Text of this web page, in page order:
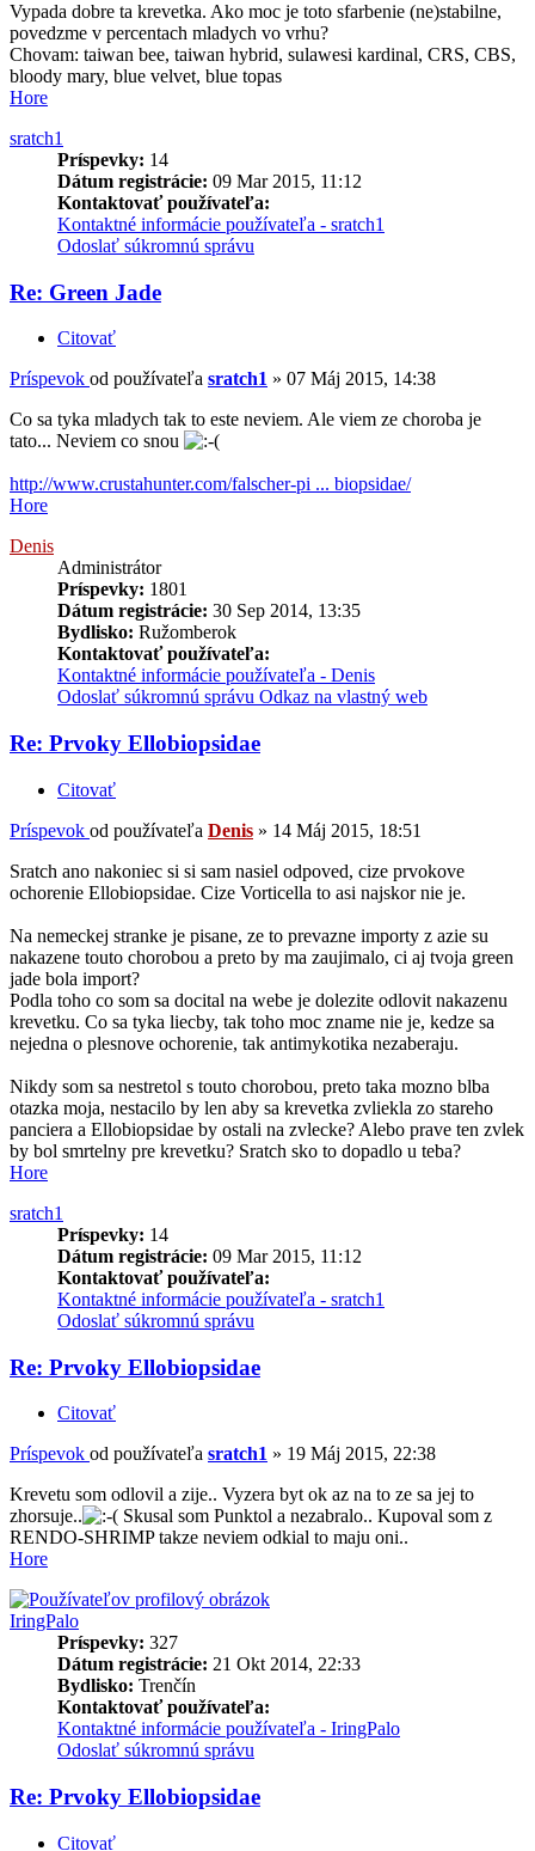
Vypada dobre ta krevetka. Ako moc je toto sfarbenie (ne)stabilne,
povedzme v percentach mladych vo vrhu?
Chovam: taiwan bee, taiwan hybrid, sulawesi kardinal, CRS, CBS,
bloody mary, blue velvet, blue topas
Hore
sratch1
Príspevky: 14
Dátum registrácie: 09 Mar 2015, 11:12
Kontaktovať používateľa:
Kontaktné informácie používateľa - sratch1
Odoslať súkromnú správu
Re: Green Jade
Citovať
Príspevok od používateľa sratch1 » 07 Máj 2015, 14:38
Co sa tyka mladych tak to este neviem. Ale viem ze choroba je
tato... Neviem co snou
http://www.crustahunter.com/falscher-pi ... biopsidae/
Hore
Denis
Administrátor
Príspevky: 1801
Dátum registrácie: 30 Sep 2014, 13:35
Bydlisko: Ružomberok
Kontaktovať používateľa:
Kontaktné informácie používateľa - Denis
Odoslať súkromnú správu Odkaz na vlastný web
Re: Prvoky Ellobiopsidae
Citovať
Príspevok od používateľa Denis » 14 Máj 2015, 18:51
Sratch ano nakoniec si si sam nasiel odpoved, cize prvokove
ochorenie Ellobiopsidae. Cize Vorticella to asi najskor nie je.
Na nemeckej stranke je pisane, ze to prevazne importy z azie su
nakazene touto chorobou a preto by ma zaujimalo, ci aj tvoja green
jade bola import?
Podla toho co som sa docital na webe je dolezite odlovit nakazenu
krevetku. Co sa tyka liecby, tak toho moc zname nie je, kedze sa
nejedna o plesnove ochorenie, tak antimykotika nezaberaju.
Nikdy som sa nestretol s touto chorobou, preto taka mozno blba
otazka moja, nestacilo by len aby sa krevetka zvliekla zo stareho
panciera a Ellobiopsidae by ostali na zvlecke? Alebo prave ten zvlek
by bol smrtelny pre krevetku? Sratch sko to dopadlo u teba?
Hore
sratch1
Príspevky: 14
Dátum registrácie: 09 Mar 2015, 11:12
Kontaktovať používateľa:
Kontaktné informácie používateľa - sratch1
Odoslať súkromnú správu
Re: Prvoky Ellobiopsidae
Citovať
Príspevok od používateľa sratch1 » 19 Máj 2015, 22:38
Krevetu som odlovil a zije.. Vyzera byt ok az na to ze sa jej to
zhorsuje..
Skusal som Punktol a nezabralo.. Kupoval som z
RENDO-SHRIMP takze neviem odkial to maju oni..
Hore
IringPalo
Príspevky: 327
Dátum registrácie: 21 Okt 2014, 22:33
Bydlisko: Trenčín
Kontaktovať používateľa:
Kontaktné informácie používateľa - IringPalo
Odoslať súkromnú správu
Re: Prvoky Ellobiopsidae
Citovať